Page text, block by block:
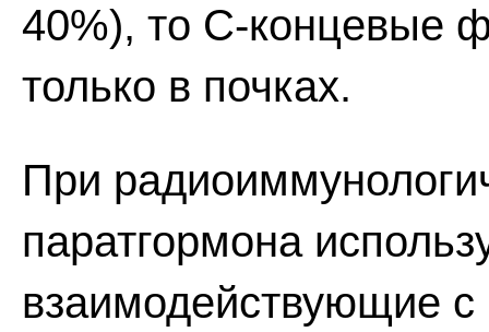
40%), то С-концевые
только в почках.
При
паратгормона
взаимодействующие